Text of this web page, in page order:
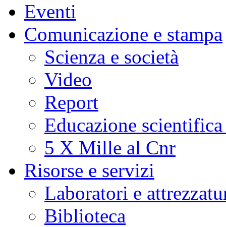
Eventi
Comunicazione e stampa
Scienza e società
Video
Report
Educazione
5 X Mille al Cnr
Risorse e servizi
Laboratori e
Biblioteca